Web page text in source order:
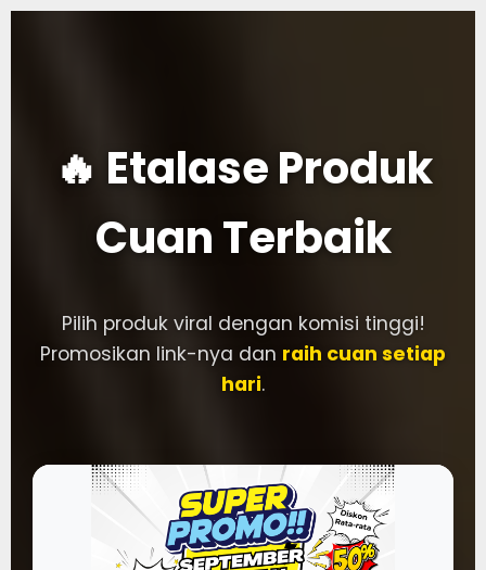
🔥 Etalase Produk
Cuan Terbaik
Pilih produk viral dengan komisi tinggi!
Promosikan link-nya dan raih cuan setiap
hari.